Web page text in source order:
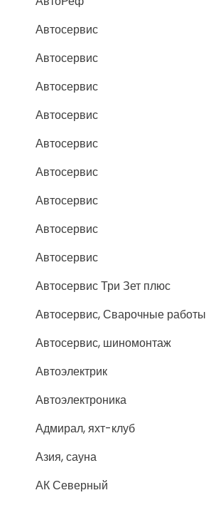
Автосервис
Автосервис
Автосервис
Автосервис
Автосервис
Автосервис
Автосервис
Автосервис
Автосервис
Автосервис Три Зет плюс
Автосервис, Сварочные работы
Автосервис, шиномонтаж
Автоэлектрик
Автоэлектроника
Адмирал, яхт-клуб
Азия, сауна
АК Северный